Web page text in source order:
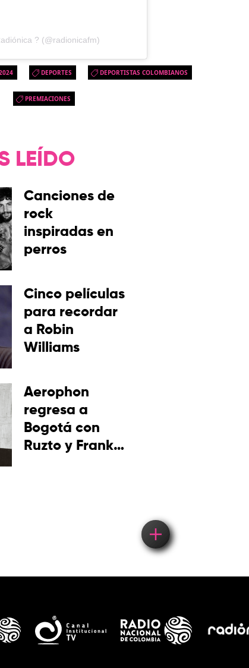
? (@radionicafm)
DEPORTES DEPORTISTAS COLOMBIANOS
PREMIACIONES
LEÍDO
Canciones de
rock
inspiradas en
perros
Cinco películas
para recordar
a Robin
Williams
Aerophon
regresa a
Bogotá con
Ruzto y Frank